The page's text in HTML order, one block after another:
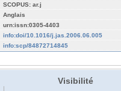
SCOPUS: ar.j
Anglais
urn:issn:0305-4403
info:doi/10.1016/j.jas.2006.06.005
info:scp/84872714845
Visibilité